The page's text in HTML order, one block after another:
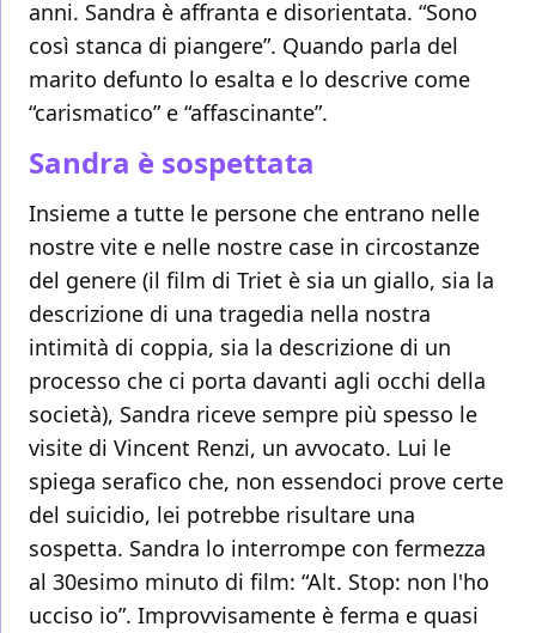
anni. Sandra è affranta e disorientata. “Sono
così stanca di piangere”. Quando parla del
marito defunto lo esalta e lo descrive come
“carismatico” e “affascinante”.
Sandra è sospettata
Insieme a tutte le persone che entrano nelle
nostre vite e nelle nostre case in circostanze
del genere (il film di Triet è sia un giallo, sia la
descrizione di una tragedia nella nostra
intimità di coppia, sia la descrizione di un
processo che ci porta davanti agli occhi della
società), Sandra riceve sempre più spesso le
visite di Vincent Renzi, un avvocato. Lui le
spiega serafico che, non essendoci prove certe
del suicidio, lei potrebbe risultare una
sospetta. Sandra lo interrompe con fermezza
al 30esimo minuto di film: “Alt. Stop: non l'ho
ucciso io”. Improvvisamente è ferma e quasi